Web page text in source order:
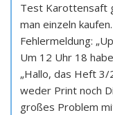
Test Karottensaft
man einzeln
Fehlermeldung:
Um 12 Uhr 18
„Hallo, das Heft 3/
weder Print noch
großes Problem